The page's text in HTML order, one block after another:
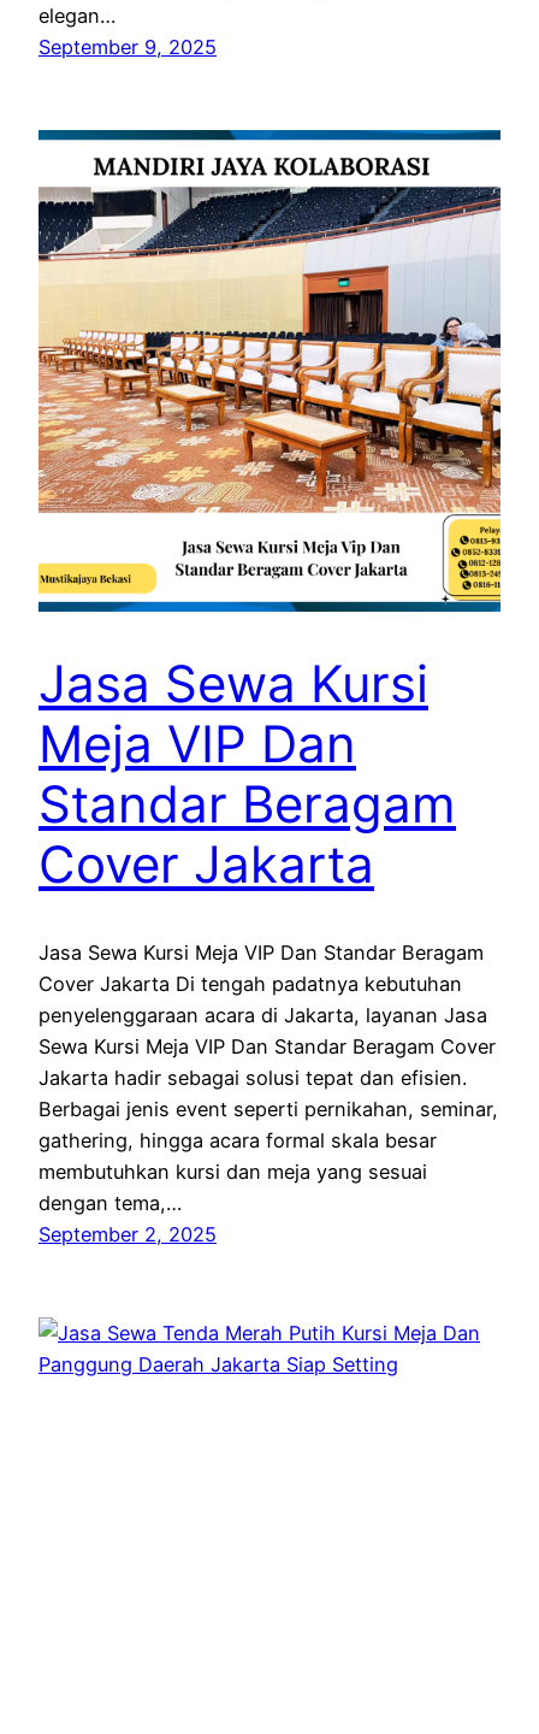
elegan…
September 9, 2025
Jasa Sewa Kursi
Meja VIP Dan
Standar Beragam
Cover Jakarta
Jasa Sewa Kursi Meja VIP Dan Standar Beragam
Cover Jakarta Di tengah padatnya kebutuhan
penyelenggaraan acara di Jakarta, layanan Jasa
Sewa Kursi Meja VIP Dan Standar Beragam Cover
Jakarta hadir sebagai solusi tepat dan efisien.
Berbagai jenis event seperti pernikahan, seminar,
gathering, hingga acara formal skala besar
membutuhkan kursi dan meja yang sesuai
dengan tema,…
September 2, 2025